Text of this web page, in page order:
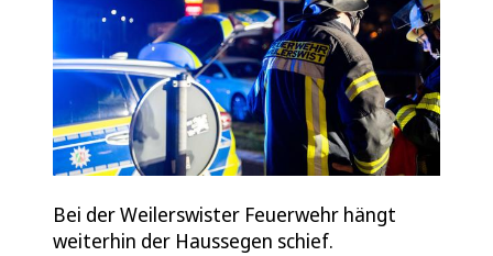
Bei der Weilerswister Feuerwehr hängt
weiterhin der Haussegen schief.